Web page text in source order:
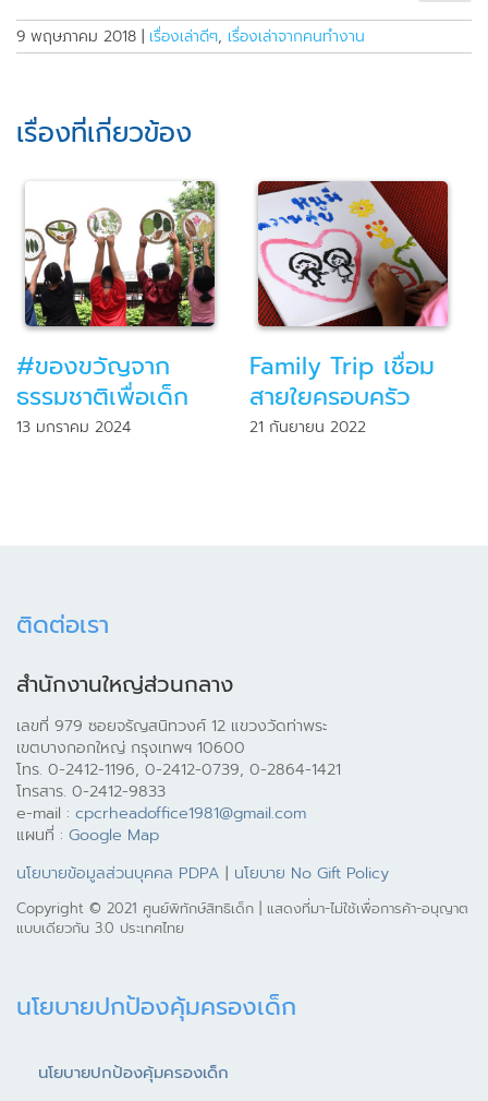
9 พฤษภาคม 2018 | เรื่องเล่าดีๆ, เรื่องเล่าจากคนทำงาน
เรื่องที่เกี่ยวข้อง
#ของขวัญจาก
ธรรมชาติเพื่อเด็ก
13 มกราคม 2024
Family Trip เชื่อม
สายใยครอบครัว
21 กันยายน 2022
ติดต่อเรา
สำนักงานใหญ่ส่วนกลาง
เลขที่ 979 ซอยจรัญสนิทวงศ์ 12 แขวงวัดท่าพระ
เขตบางกอกใหญ่ กรุงเทพฯ 10600
โทร. 0-2412-1196, 0-2412-0739, 0-2864-1421
โทรสาร. 0-2412-9833
e-mail : cpcrheadoffice1981@gmail.com
แผนที่ : Google Map
นโยบายข้อมูลส่วนบุคคล PDPA | นโยบาย No Gift Policy
Copyright © 2021 ศูนย์พิทักษ์สิทธิเด็ก | แสดงที่มา-ไม่ใช้เพื่อการค้า-อนุญาต
แบบเดียวกัน 3.0 ประเทศไทย
นโยบายปกป้องคุ้มครองเด็ก
นโยบายปกป้องคุ้มครองเด็ก